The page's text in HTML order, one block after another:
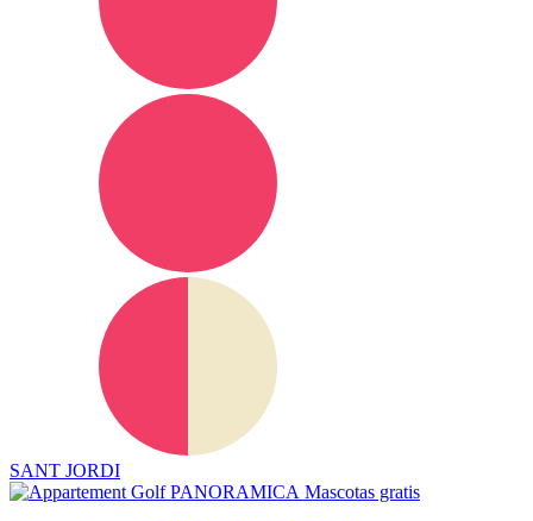
SANT JORDI
Mascotas gratis